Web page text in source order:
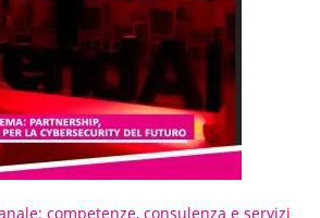
competenze, consulenza e servizi